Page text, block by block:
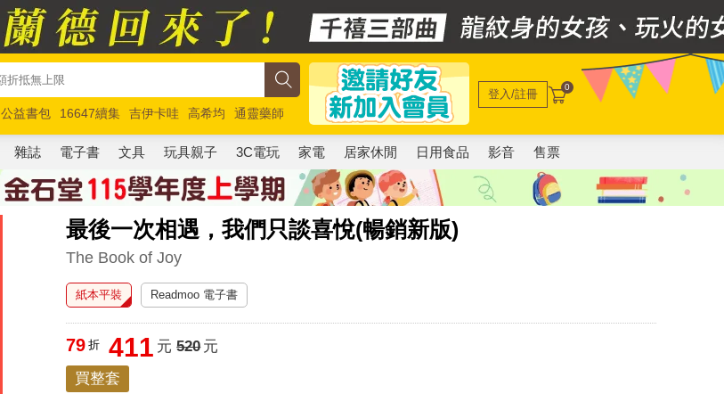
公益書包 16647續集 吉伊卡哇 高希均
通靈藥師
馬斯克 玩具總動員5 超慢跑
登入/註冊 0
雜誌 電子書 文具 玩具親子 3C電玩 家電 居家休閒 日用食品 影音 售票
最後一次相遇，我們只談喜悅(暢銷新版)
The Book of Joy
紙本平裝 Readmoo 電子書
79 折 411 元 520元
買整套